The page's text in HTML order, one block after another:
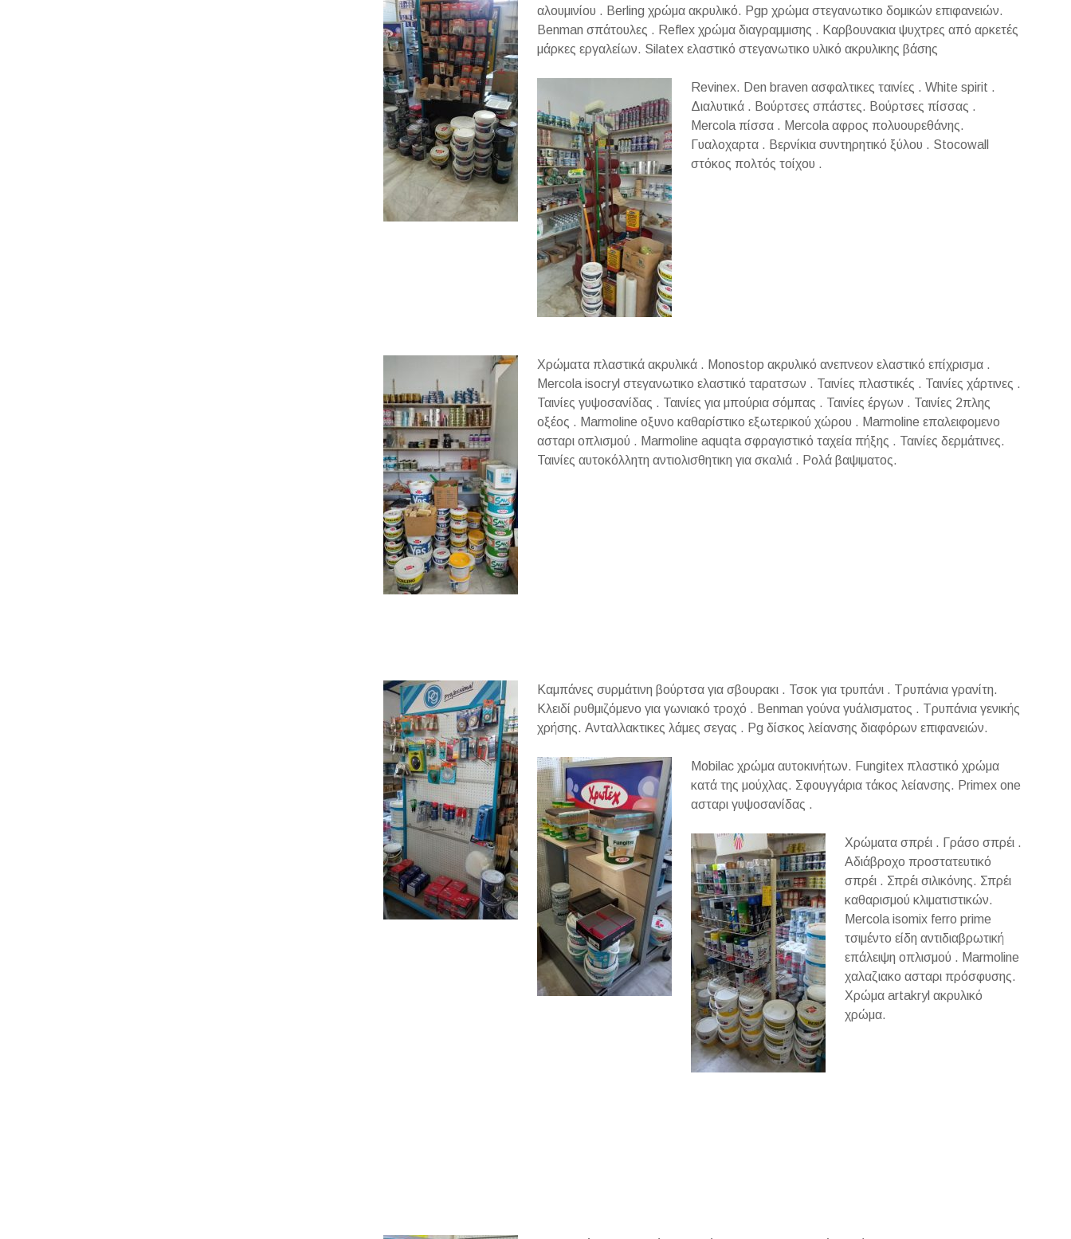
αλουμινίου . Berling χρώμα ακρυλικό. Pgp χρώμα στεγανωτικο δομικών επιφανειών.
Benman σπάτουλες . Reflex χρώμα διαγραμμισης . Καρβουνακια ψυχτρες από αρκετές
μάρκες εργαλείων. Silatex ελαστικό στεγανωτικο υλικό ακρυλικης βάσης
Revinex. Den braven ασφαλτικες ταινίες . White spirit .
Διαλυτικά . Βούρτσες σπάστες. Βούρτσες πίσσας .
Mercola πίσσα . Mercola αφρος πολυουρεθάνης.
Γυαλοχαρτα . Βερνίκια συντηρητικό ξύλου . Stocowall
στόκος πολτός τοίχου .
Χρώματα πλαστικά ακρυλικά . Monostop ακρυλικό ανεπνεον ελαστικό επίχρισμα .
Mercola isocryl στεγανωτικο ελαστικό ταρατσων . Ταινίες πλαστικές . Ταινίες χάρτινες .
Ταινίες γυψοσανίδας . Ταινίες για μπούρια σόμπας . Ταινίες έργων . Ταινίες 2πλης
οξέος . Marmoline οξυνο καθαρίστικο εξωτερικού χώρου . Marmoline επαλειφομενο
ασταρι οπλισμού . Marmoline aquqta σφραγιστικό ταχεία πήξης . Ταινίες δερμάτινες.
Ταινίες αυτοκόλλητη αντιολισθητικη για σκαλιά . Ρολά βαψιματος.
Καμπάνες συρμάτινη βούρτσα για σβουρακι . Τσοκ για τρυπάνι . Τρυπάνια γρανίτη.
Κλειδί ρυθμιζόμενο για γωνιακό τροχό . Benman γούνα γυάλισματος . Τρυπάνια γενικής
χρήσης. Ανταλλακτικες λάμες σεγας . Pg δίσκος λείανσης διαφόρων επιφανειών.
Mobilac χρώμα αυτοκινήτων. Fungitex πλαστικό χρώμα
κατά της μούχλας. Σφουγγάρια τάκος λείανσης. Primex one
ασταρι γυψοσανίδας .
Χρώματα σπρέι . Γράσο σπρέι .
Αδιάβροχο προστατευτικό
σπρέι . Σπρέι σιλικόνης. Σπρέι
καθαρισμού κλιματιστικών.
Mercola isomix ferro prime
τσιμέντο είδη αντιδιαβρωτική
επάλειψη οπλισμού . Marmoline
χαλαζιακο ασταρι πρόσφυσης.
Χρώμα artakryl ακρυλικό
χρώμα.